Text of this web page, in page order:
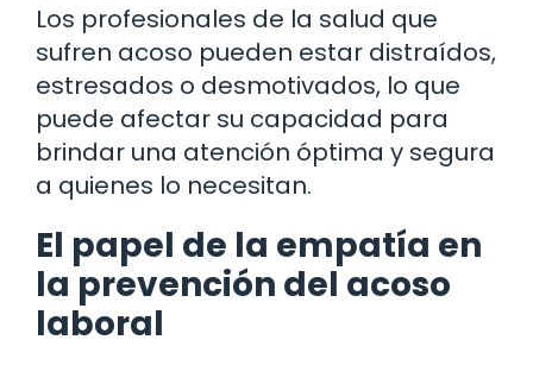
Los profesionales de la salud que
sufren acoso pueden estar distraídos,
estresados o desmotivados, lo que
puede afectar su capacidad para
brindar una atención óptima y segura
a quienes lo necesitan.
El papel de la empatía en
la prevención del acoso
laboral